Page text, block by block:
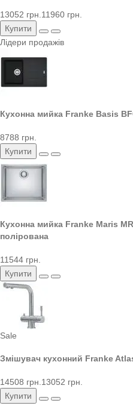
13052 грн.11960 грн.
Купити
Лідери продажів
Кухонна мийка Franke Basis
8788 грн.
Купити
Кухонна мийка Franke Maris
полірована
11544 грн.
Купити
Sale
Змішувач кухонний Franke
14508 грн. 13052 грн.
Купити